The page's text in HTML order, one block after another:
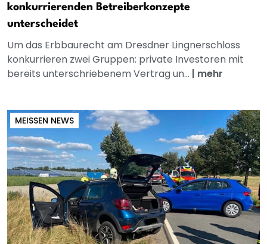
konkurrierenden Betreiberkonzepte
unterscheidet
Um das Erbbaurecht am Dresdner Lingnerschloss
konkurrieren zwei Gruppen: private Investoren mit
bereits unterschriebenem Vertrag un... | mehr
MEISSEN NEWS